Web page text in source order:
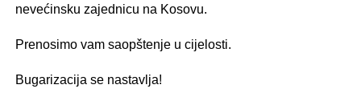
nevećinsku zajednicu na Kosovu.
Prenosimo vam saopštenje u cijelosti.
Bugarizacija se nastavlja!